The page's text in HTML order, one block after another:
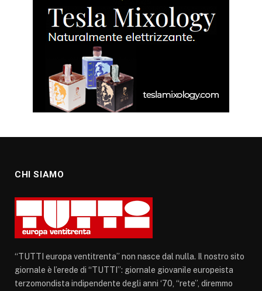
CHI SIAMO
“TUTTI europa ventitrenta” non nasce dal nulla. Il nostro sito
giornale è l’erede di “TUTTI”: giornale giovanile europeista
terzomondista indipendente degli anni ‘70, “rete”, diremmo